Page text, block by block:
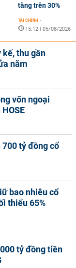
tăng trên 30%
TÀI CHÍNH -
15:12 | 05/08/2026
kế, thu gần
năm
vốn ngoại
tỷ đồng cổ
bao nhiêu cổ
thiểu 65%
tỷ đồng tiền